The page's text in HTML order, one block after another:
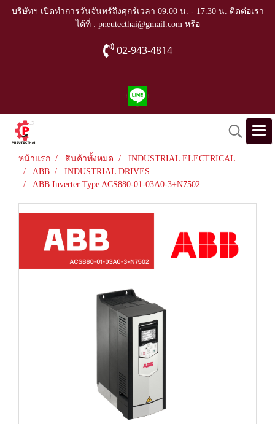
บริษัทฯ เปิดทำการวันจันทร์ถึงศุกร์เวลา 09.00 น. - 17.30 น. ติดต่อเรา
ได้ที่ : pneutecthai@gmail.com หรือ
02-943-4814
หน้าแรก สินค้าทั้งหมด
INDUSTRIAL ELECTRICAL
ABB
INDUSTRIAL DRIVES
ABB Inverter Type ACS880-01-03A0-3+N7502